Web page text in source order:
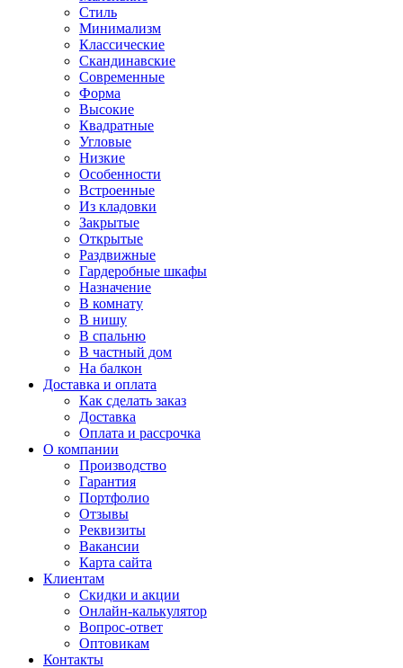
Стиль
Минимализм
Классические
Скандинавские
Современные
Форма
Высокие
Квадратные
Угловые
Низкие
Особенности
Встроенные
Из кладовки
Закрытые
Открытые
Раздвижные
Гардеробные шкафы
Назначение
В комнату
В нишу
В спальню
В частный дом
На балкон
Доставка и оплата
Как сделать заказ
Доставка
Оплата и рассрочка
О компании
Производство
Гарантия
Портфолио
Отзывы
Реквизиты
Вакансии
Карта сайта
Клиентам
Скидки и акции
Онлайн-калькулятор
Вопрос-ответ
Оптовикам
Контакты